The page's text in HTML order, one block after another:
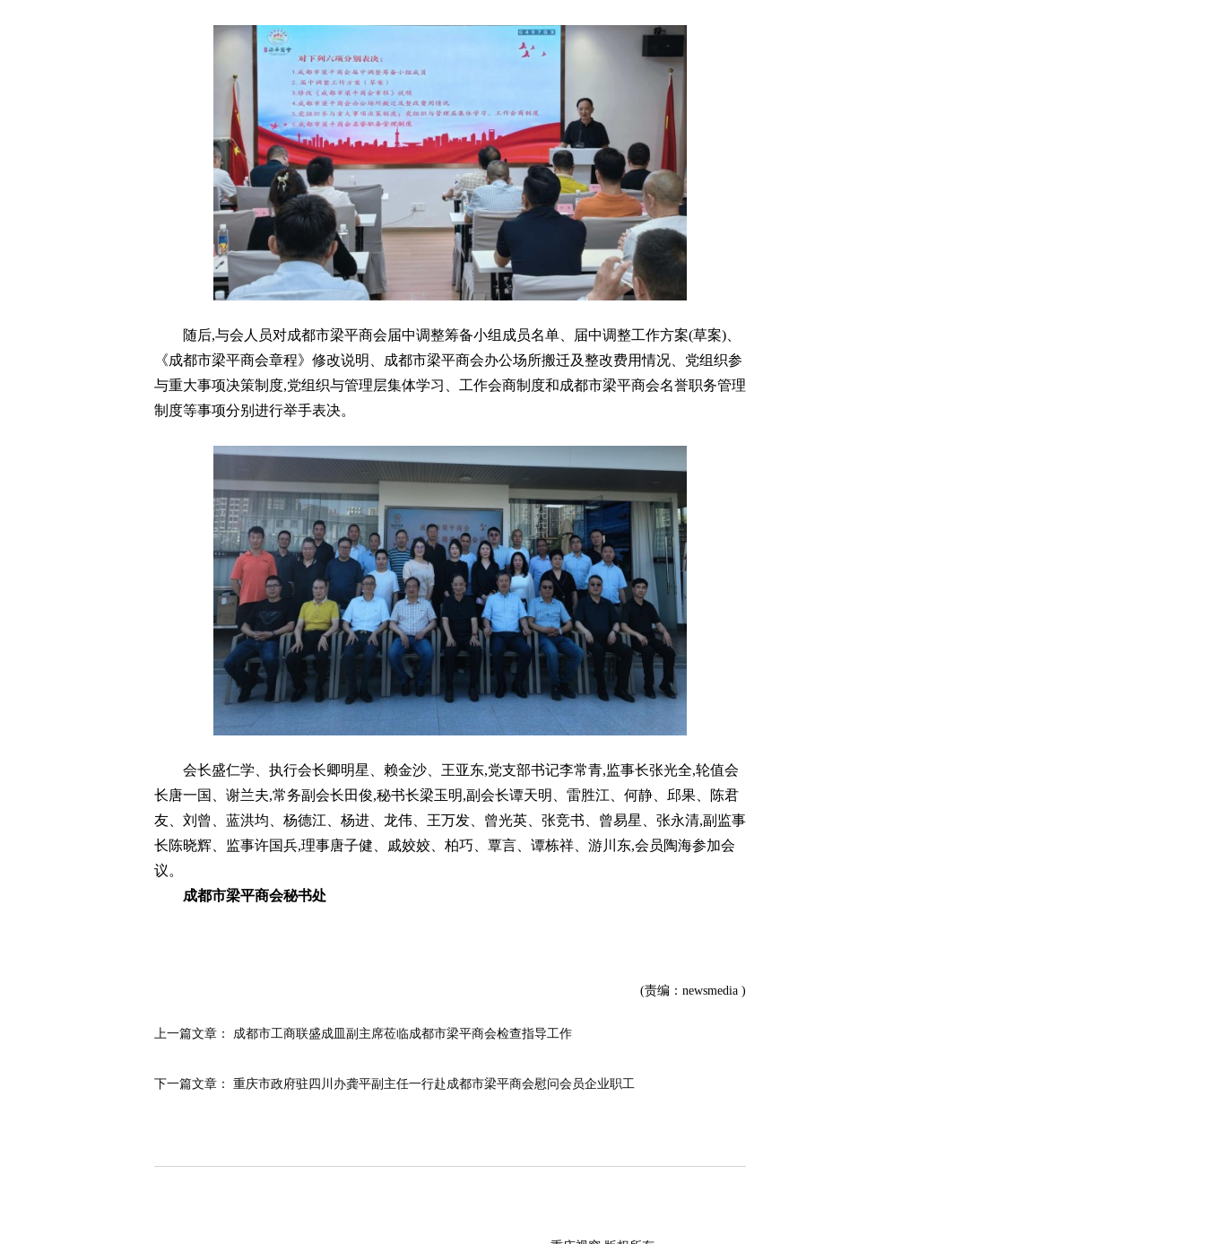
随后,与会人员对成都市梁平商会届中调整筹备小组成员名单、届中调整工作方案(草案)、
《成都市梁平商会章程》修改说明、成都市梁平商会办公场所搬迁及整改费用情况、党组织参
与重大事项决策制度,党组织与管理层集体学习、工作会商制度和成都市梁平商会名誉职务管理
制度等事项分别进行举手表决。
会长盛仁学、执行会长卿明星、赖金沙、王亚东,党支部书记李常青,监事长张光全,轮值会
长唐一国、谢兰夫,常务副会长田俊,秘书长梁玉明,副会长谭天明、雷胜江、何静、邱果、陈君
友、刘曾、蓝洪均、杨德江、杨进、龙伟、王万发、曾光英、张竞书、曾易星、张永清,副监事
长陈晓辉、监事许国兵,理事唐子健、戚姣姣、柏巧、覃言、谭栋祥、游川东,会员陶海参加会
议。
成都市梁平商会秘书处
(责编：newsmedia )
上一篇文章： 成都市工商联盛成皿副主席莅临成都市梁平商会检查指导工作
下一篇文章： 重庆市政府驻四川办龚平副主任一行赴成都市梁平商会慰问会员企业职工